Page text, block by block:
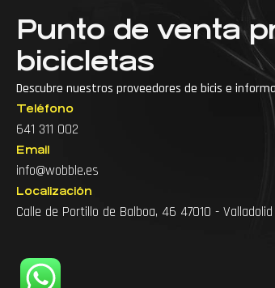
Punto de venta
bicicletas
Descubre nuestros proveedores de bicis e
Teléfono
641 311 002
Email
info@wobble.es
Localización
Calle de Portillo de Balboa, 46 47010 - Valladolid
··· Accesorios para bici de
Accesorios para bicicleta
Accesorios para ciclismo
Articulos para bicicleta